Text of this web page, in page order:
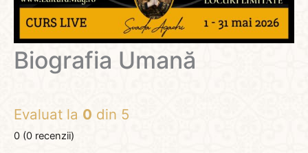
Biografia Umană
Evaluat la 0 din 5
0 (0 recenzii)